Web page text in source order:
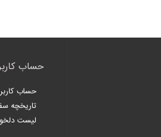
حساب
حساب
تاریخچه
لیست